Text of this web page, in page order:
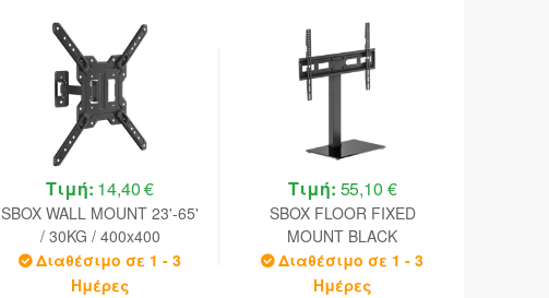
Τιμή: 14,40 €
SBOX WALL MOUNT 23'-65'
/ 30KG / 400x400
Διαθέσιμο σε 1 - 3
Ημέρες
Τιμή: 55,10 €
SBOX FLOOR FIXED
MOUNT BLACK
Διαθέσιμο σε 1 - 3
Ημέρες